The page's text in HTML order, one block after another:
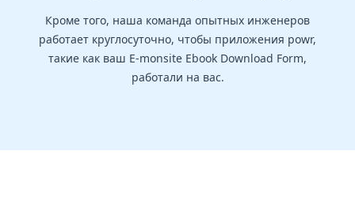
Кроме того, наша команда опытных инженеров
работает круглосуточно, чтобы приложения powr,
такие как ваш E-monsite Ebook Download Form,
работали на вас.